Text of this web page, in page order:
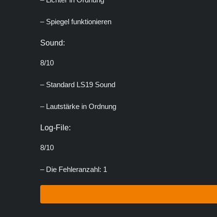
– Spiegel funktionieren
Sound:
8/10
– Standard LS19 Sound
– Lautstärke in Ordnung
Log-File:
8/10
– Die Fehleranzahl: 1